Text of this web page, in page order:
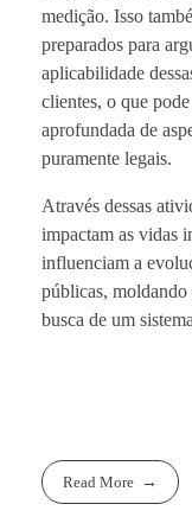
medição. Isso
preparados para
aplicabilidade
clientes, o que
aprofundada de
puramente legais.
Através dessas
impactam as vidas
influenciam a
públicas,
busca de um
Read More